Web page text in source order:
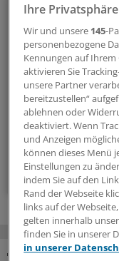
Politik &
Mit diesem
Geschehen in
Hintergründen und
Zum
Ihre
Wir und unsere 145-
personenbezogene
Kennungen auf Ihrem
aktivieren Sie
unsere Partner
bereitzustellen“
ablehnen oder
deaktiviert. Wenn
und Anzeigen
können dieses Menü
Einstellungen zu
indem Sie auf den
Rand der Webseite
links auf der
gelten innerhalb
finden Sie in unserer
in unserer